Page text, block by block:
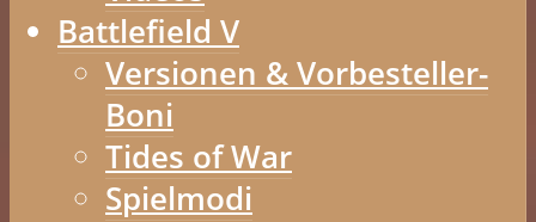
Battlefield V
Versionen & Vorbesteller-
Boni
Tides of War
Spielmodi